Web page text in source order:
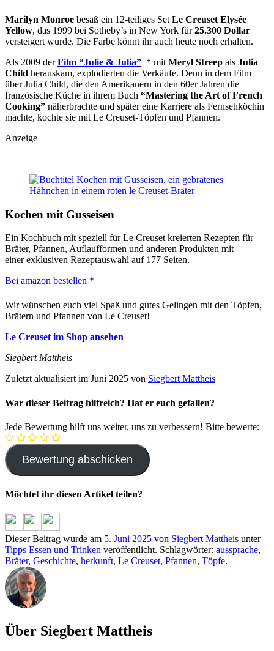
Marilyn Monroe besaß ein 12-teiliges Set Le Creuset Elysée
Yellow, das 1999 bei Sotheby’s in New York für25.300 Dollar
versteigert wurde. Die Farbe könnt ihr auch heute noch erhalten.
Als 2009 derFilm “Julie & Julia” * mit Meryl Streep als Julia
Child herauskam, explodierten die Verkäufe. Denn in dem Film
über Julia Child, die den Amerikanern in den 60er Jahren die
französische Küche in ihrem Buch “Mastering the Art of French
Cooking” näherbrachte und später eine Karriere als Fernsehköchin
machte, kochte sie mit Le Creuset-Töpfen und Pfannen.
Anzeige
Kochen mit Gusseisen
Ein Kochbuch mit speziell für Le Creuset kreierten Rezepten für
Bräter, Pfannen, Auflaufformen und anderen Produkten mit
einerexklusiven Rezeptauswahl auf 177 Seiten.
Bei amazon bestellen *
Wir wünschen euch viel Spaß und gutes Gelingen mit den Töpfen,
Brätern und Pfannen von Le Creuset!
Le Creuset im Shop ansehen
Siegbert Mattheis
Zuletzt aktualisiert im Juni 2025 von Siegbert Mattheis
War dieser Beitrag hilfreich? Hat er euch gefallen?
Jede Bewertung hilft uns weiter, uns zu verbessern! Bitte bewerte:
Möchtet ihr diesen Artikel teilen?
Dieser Beitrag wurde am 5. Juni 2025 von Siegbert Mattheis unter
Tipps Essen und Trinken veröffentlicht. Schlagwörter: aussprache,
Bräter, Geschichte, herkunft, Le Creuset, Pfannen, Töpfe.
Über Siegbert Mattheis